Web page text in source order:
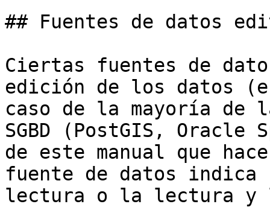
## Fuentes de datos
Ciertas fuentes de
edición de los datos
caso de la mayoría de
SGBD (PostGIS,
de este manual que
fuente de datos
lectura o la lectura y